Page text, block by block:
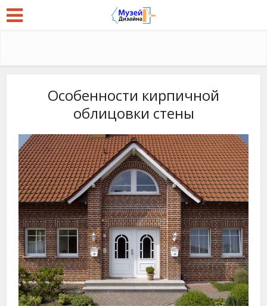
Особенности кирпичной
облицовки стены